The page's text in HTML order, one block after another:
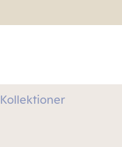
Kollektioner